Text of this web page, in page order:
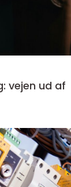
vejen ud af